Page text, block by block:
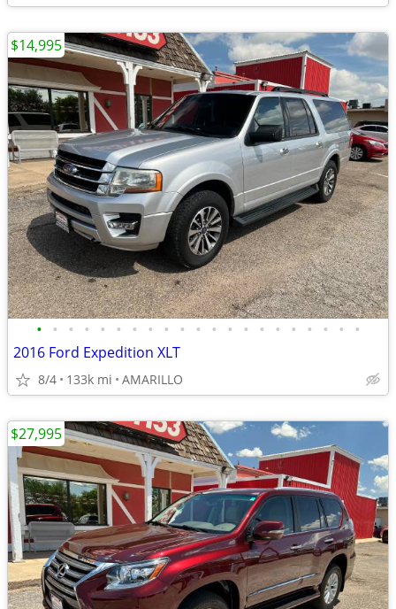
• • • • • • • • • • • • • • • • • • • • •
2016 Ford Expedition XLT
8/4 133k mi AMARILLO
$14,995
$27,995